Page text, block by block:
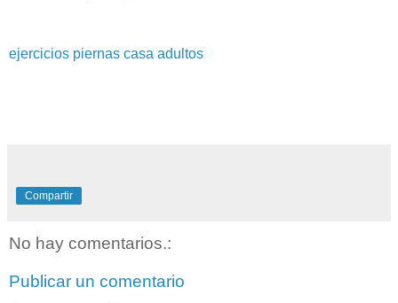
ejercicios piernas casa adultos
Compartir
No hay comentarios.:
Publicar un comentario